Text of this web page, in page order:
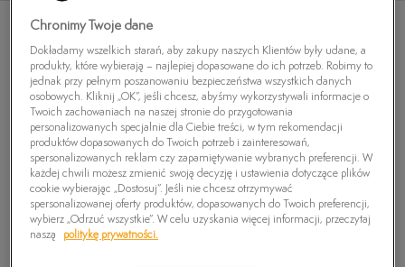
TIMBERLAND SZORTY TWILL CHINO
5.0(5 )
-31% (cena początkowa)
299,99 zł -10% (najniższa cena z 30 dni przed obniżką)
269,99zł
Chronimy Twoje dane
Dokładamy wszelkich starań, aby zakupy naszych Klientów były udane, a
produkty, które wybierają – najlepiej dopasowane do ich potrzeb. Robimy to
jednak przy pełnym poszanowaniu bezpieczeństwa wszystkich danych
osobowych. Kliknij „OK”, jeśli chcesz, abyśmy wykorzystywali informacje o
Twoich zachowaniach na naszej stronie do przygotowania
personalizowanych specjalnie dla Ciebie treści, w tym rekomendacji
produktów dopasowanych do Twoich potrzeb i zainteresowań,
spersonalizowanych reklam czy zapamiętywanie wybranych preferencji. W
każdej chwili możesz zmienić swoją decyzję i ustawienia dotyczące plików
cookie wybierając „Dostosuj”. Jeśli nie chcesz otrzymywać
spersonalizowanej oferty produktów, dopasowanych do Twoich preferencji,
wybierz „Odrzuć wszystkie”. W celu uzyskania więcej informacji, przeczytaj
naszą
politykę prywatności.